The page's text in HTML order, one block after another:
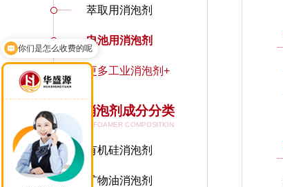
萃取用消泡剂
电池用消泡剂
更多工业消泡剂+
消泡剂成分分类
DEFOAMER COMPOSITION
有机硅消泡剂
矿物油消泡剂
你们是怎么收费的呢
现在有优惠活动吗